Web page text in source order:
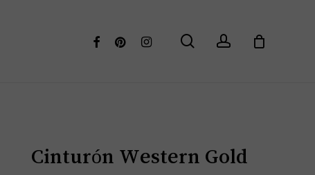
searchaccount
facebookpinterestinstagram
Cinturón Western Gold